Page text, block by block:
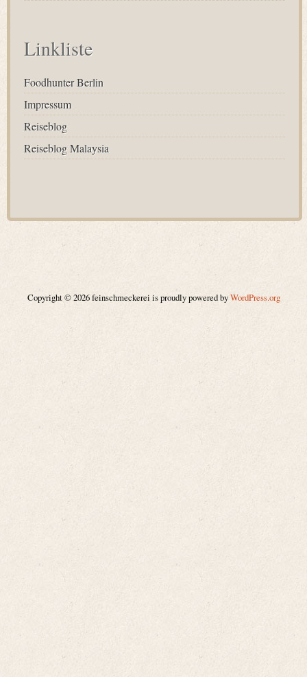
Linkliste
Foodhunter Berlin
Impressum
Reiseblog
Reiseblog Malaysia
Copyright © 2026 feinschmeckerei is proudly powered byWordPress.org